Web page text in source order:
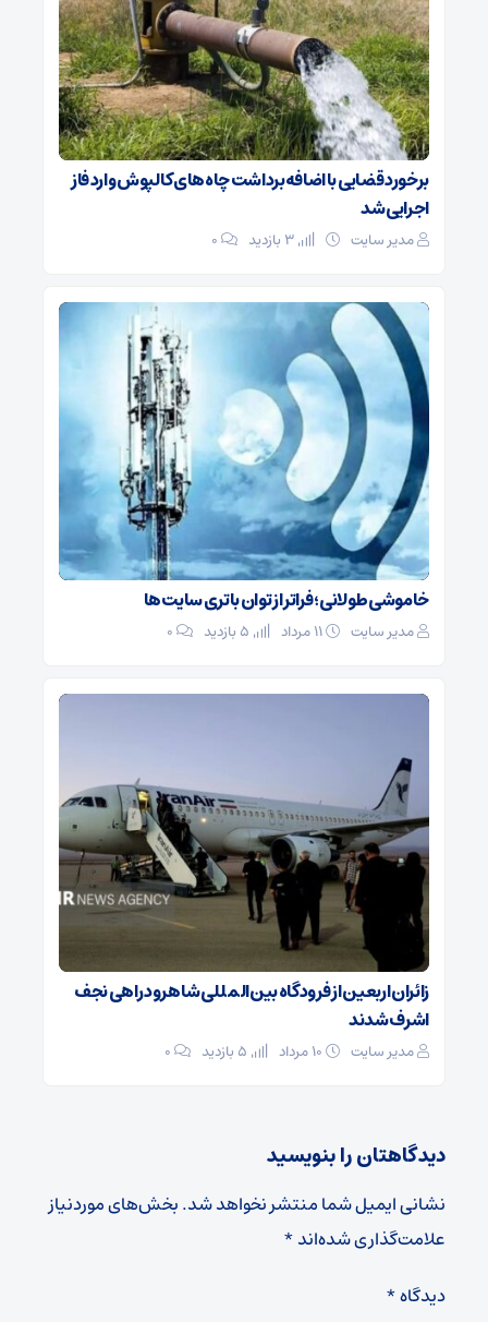
برخورد قضایی با اضافه‌برداشت چاه‌های کالپوش وارد فاز
اجرایی شد
مدیر سایت ۰
خاموشی طولانی؛ فراتر از توان باتری سایت‌ها
مدیر سایت ۰
زائران اربعین از فرودگاه بین‌المللی شاهرود راهی نجف
اشرف شدند
مدیر سایت ۰
دیدگاهتان را بنویسید
نشانی ایمیل شما منتشر نخواهد شد.بخش‌های موردنیاز
علامت‌گذاری شده‌اند*
دیدگاه*